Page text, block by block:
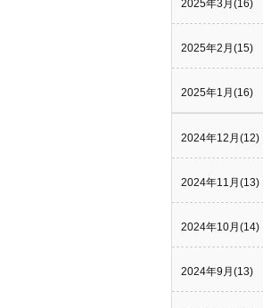
2025年3月(16)
2025年2月(15)
2025年1月(16)
2024年12月(12)
2024年11月(13)
2024年10月(14)
2024年9月(13)